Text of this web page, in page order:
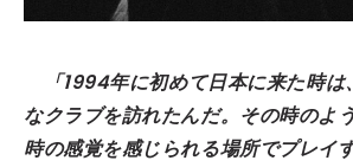
「1994年に初めて日本に来た時
なクラブを訪れたんだ。その時のよ
時の感覚を感じられる場所でプレイ